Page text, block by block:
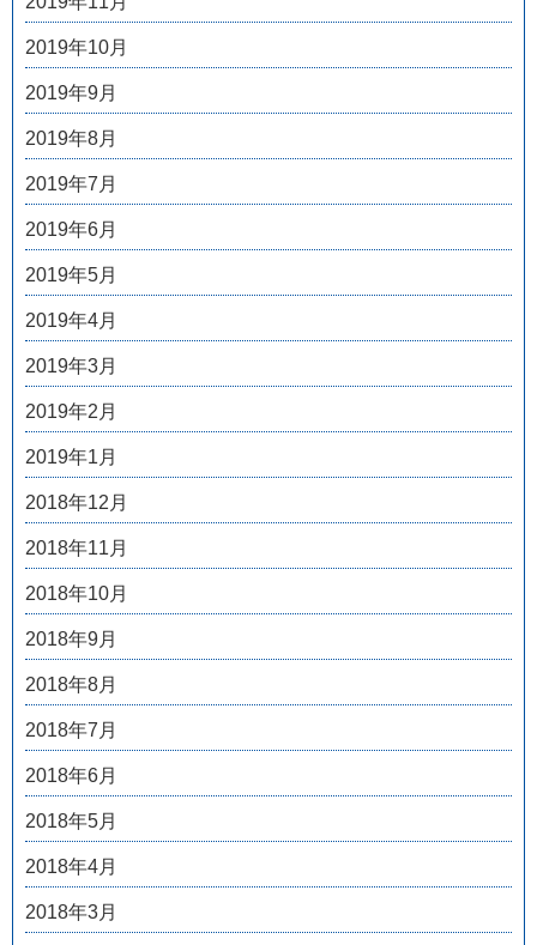
2019年10月
2019年9月
2019年8月
2019年7月
2019年6月
2019年5月
2019年4月
2019年3月
2019年2月
2019年1月
2018年12月
2018年11月
2018年10月
2018年9月
2018年8月
2018年7月
2018年6月
2018年5月
2018年4月
2018年3月